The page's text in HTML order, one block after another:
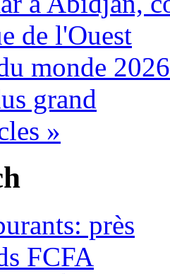
de l'Ouest
monde
grand
»